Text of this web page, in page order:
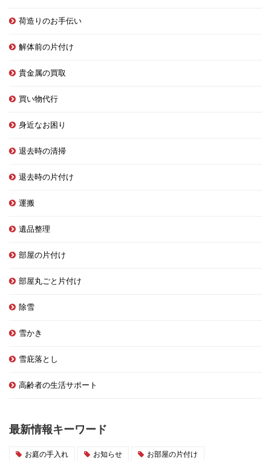
荷造りのお手伝い
解体前の片付け
貴金属の買取
買い物代行
身近なお困り
退去時の清掃
退去時の片付け
運搬
遺品整理
部屋の片付け
部屋丸ごと片付け
除雪
雪かき
雪庇落とし
高齢者の生活サポート
最新情報キーワード
お庭の手入れ お知らせ お部屋の片付け